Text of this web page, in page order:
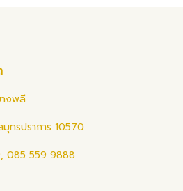
งพลี
มุทรปราการ 10570
085 559 9888